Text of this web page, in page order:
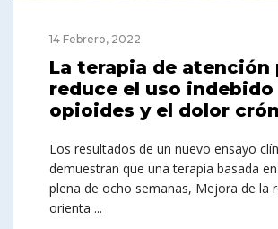
14 Febrero, 2022
La terapia de atención
reduce el uso indebido
opioides y el dolor
Los resultados de un nuevo ensayo
demuestran que una terapia basada
plena de ocho semanas, Mejora de la
orienta ...